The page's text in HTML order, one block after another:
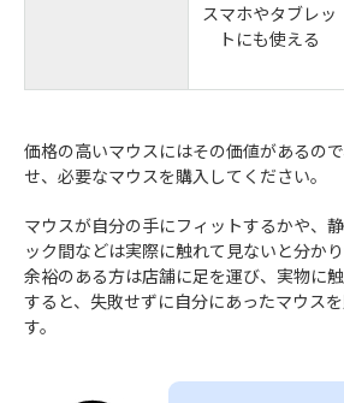
スマホやタブレッ
トにも使える
価格の高いマウスにはその価値があるの
せ、必要なマウスを購入してください。
マウスが自分の手にフィットするかや、
ック間などは実際に触れて見ないと分かり
余裕のある方は店舗に足を運び、実物に
すると、失敗せずに自分にあったマウス
す。